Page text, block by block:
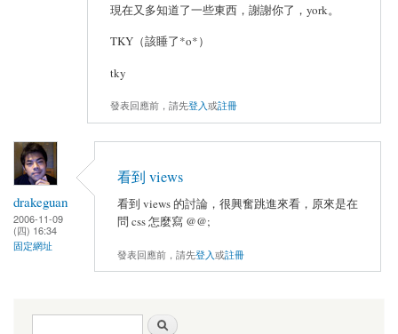
現在又多知道了一些東西，謝謝你了，york。
TKY（該睡了*o*）
tky
發表回應前，請先登入或註冊
drakeguan
2006-11-09
(四) 16:34
固定網址
看到 views
看到 views 的討論，很興奮跳進來看，原來是在
問 css 怎麼寫 @@;
發表回應前，請先登入或註冊
搜尋表單